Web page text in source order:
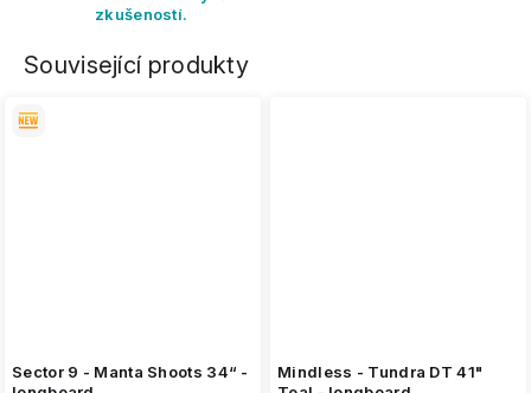
zkušeností.
Související produkty
Sector 9 - Manta Shoots 34“ -
Mindless - Tundra DT 41"